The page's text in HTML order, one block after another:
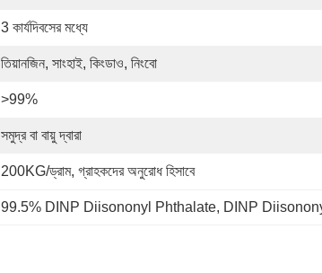
3 কার্যদিবসের মধ্যে
তিয়ানজিন, সাংহাই, কিংডাও, নিংবো
>99%
সমুদ্র বা বায়ু দ্বারা
200KG/ড্রাম, গ্রাহকদের অনুরোধ হিসাবে
99.5% DINP Diisononyl Phthalate, DINP